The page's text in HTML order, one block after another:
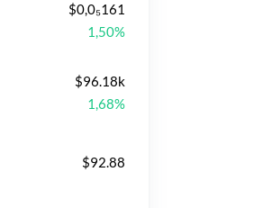
$0,0₅161
1,50%
$96.18k
1,68%
$92.88